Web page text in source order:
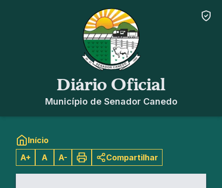
Diário Oficial
Município de Senador Canedo
Início
A+
A A- Compartilhar